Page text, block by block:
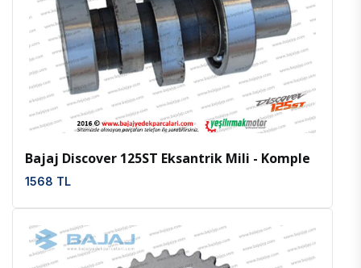
İncele Favoriler
Bajaj Discover 125ST Eksantrik Mili - Komple
1568 TL